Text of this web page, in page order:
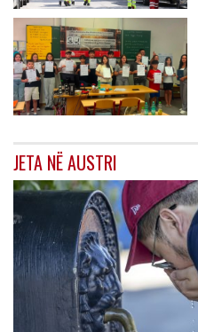
JETA NË AUSTRI